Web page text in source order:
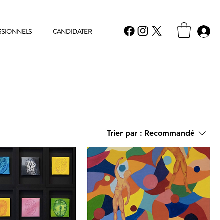
CANDIDATER
Trier par : Recommandé